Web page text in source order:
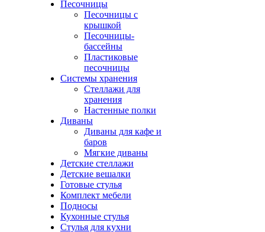
Песочницы
Песочницы с
крышкой
Песочницы-
бассейны
Пластиковые
песочницы
Системы хранения
Стеллажи для
хранения
Настенные полки
Диваны
Диваны для кафе и
баров
Мягкие диваны
Детские стеллажи
Детские вешалки
Готовые стулья
Комплект мебели
Подносы
Кухонные стулья
Стулья для кухни